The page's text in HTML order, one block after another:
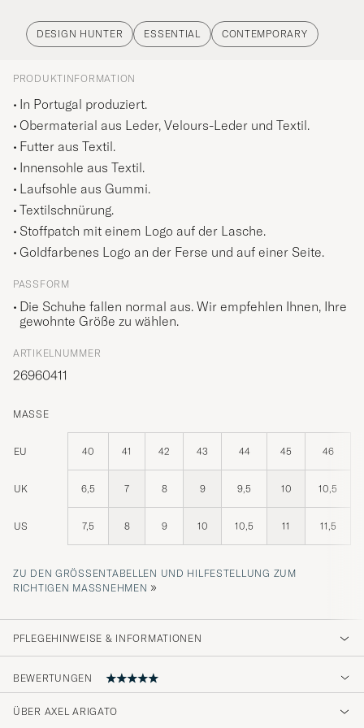
DESIGN HUNTER ESSENTIAL CONTEMPORARY
PRODUKTINFORMATION
In Portugal produziert.
Obermaterial aus Leder, Velours-Leder und Textil.
Futter aus Textil.
Innensohle aus Textil.
Laufsohle aus Gummi.
Textilschnürung.
Stoffpatch mit einem Logo auf der Lasche.
Goldfarbenes Logo an der Ferse und auf einer Seite.
PASSFORM
Die Schuhe fallen normal aus. Wir empfehlen Ihnen, Ihre
gewohnte Größe zu wählen.
ARTIKELNUMMER
26960411
MASSE
EU 40 41 42 43 44 45 46
UK 6,5 7 8 9 9,5 10 10,5
US 7,5 8 9 10 10,5 11 11,5
ZU DEN GRÖSSENTABELLEN UND HILFESTELLUNG ZUM R
ICHTIGEN MASSNEHMEN
»
PFLEGEHINWEISE & INFORMATIONEN
BEWERTUNGEN
ÜBER AXEL ARIGATO